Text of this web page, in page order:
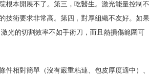
根本開展不了。第三，吃醫生。激光能量控制不
技術要求非常高。第四，對厚組織不友好。如果
光的切割效率不如手術刀，而且熱損傷範圍可
相對簡單（沒有嚴重粘連、包皮厚度適中）、